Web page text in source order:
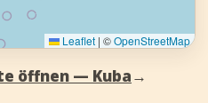
Leaflet | ©OpenStreetMap
öffnen — Kuba→